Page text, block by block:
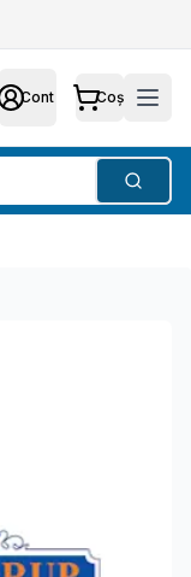
Cont
Cont Coș